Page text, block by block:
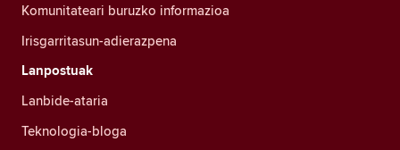
Komunitateari buruzko informazioa
Irisgarritasun-adierazpena
Lanpostuak
Lanbide-ataria
Teknologia-bloga